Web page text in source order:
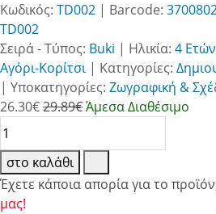
Κωδικός: TD002 | Barcode:
TD002
Σειρά - Τύπος: Buki | Ηλικία: 4
Αγόρι-Κορίτσι| Κατηγορίες:
| Υποκατηγορίες: Ζωγραφική &
26.30€29.89€Άμεσα Διαθέσιμο
στο καλάθι
Έχετε κάποια απορία για το
μας!